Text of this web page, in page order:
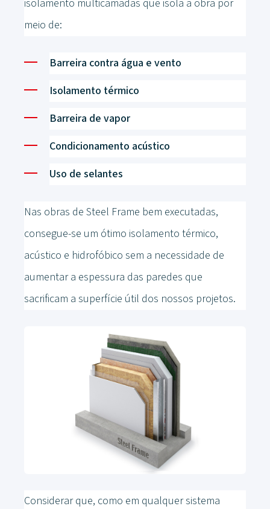
isolamento multicamadas que isola a obra por
meio de:
Barreira contra água e vento
Isolamento térmico
Barreira de vapor
Condicionamento acústico
Uso de selantes
Nas obras de Steel Frame bem executadas,
consegue-se um ótimo isolamento térmico,
acústico e hidrofóbico sem a necessidade de
aumentar a espessura das paredes que
sacrificam a superfície útil dos nossos projetos.
Considerar que, como em qualquer sistema